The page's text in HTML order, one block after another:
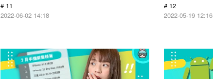
# 11
2022-06-02 14:18
# 12
2022-05-19 12:16